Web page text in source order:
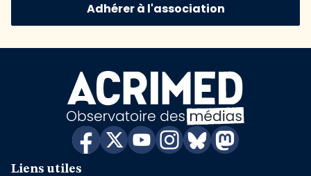
Adhérer à l'association
Liens utiles